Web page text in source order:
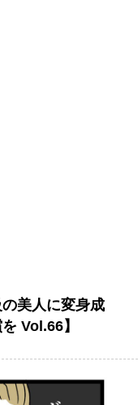
美人に変身成
Vol.66】